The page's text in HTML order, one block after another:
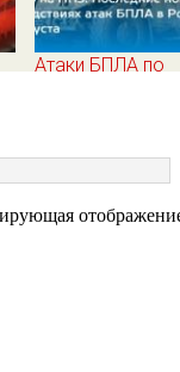
Атаки БПЛА по
последствия,
на склады
Wildberries,